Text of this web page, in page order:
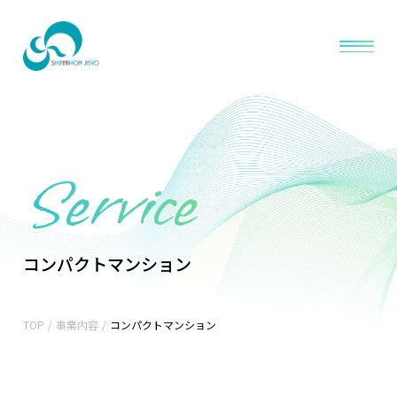
Service
コンパクトマンション
TOP / 事業内容 / コンパクトマンション